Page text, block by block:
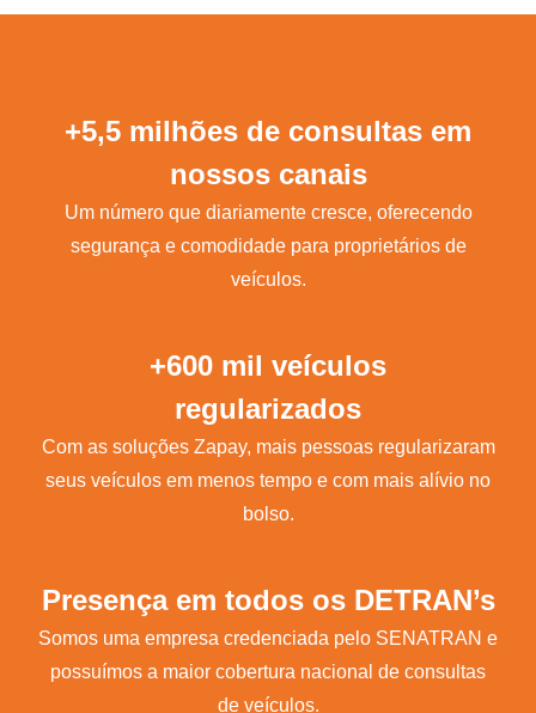
+5,5 milhões de consultas em
nossos canais
Um número que diariamente cresce, oferecendo
segurança e comodidade para proprietários de
veículos.
+600 mil veículos
regularizados
Com as soluções Zapay, mais pessoas regularizaram
seus veículos em menos tempo e com mais alívio no
bolso.
Presença em todos os DETRAN’s
Somos uma empresa credenciada pelo SENATRAN e
possuímos a maior cobertura nacional de consultas
de veículos.